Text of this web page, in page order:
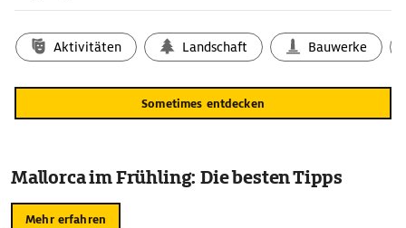
Aktivitäten Landschaft Bauwerke
Sometimes entdecken
Mallorca im Frühling: Die besten Tipps
Mehr erfahren